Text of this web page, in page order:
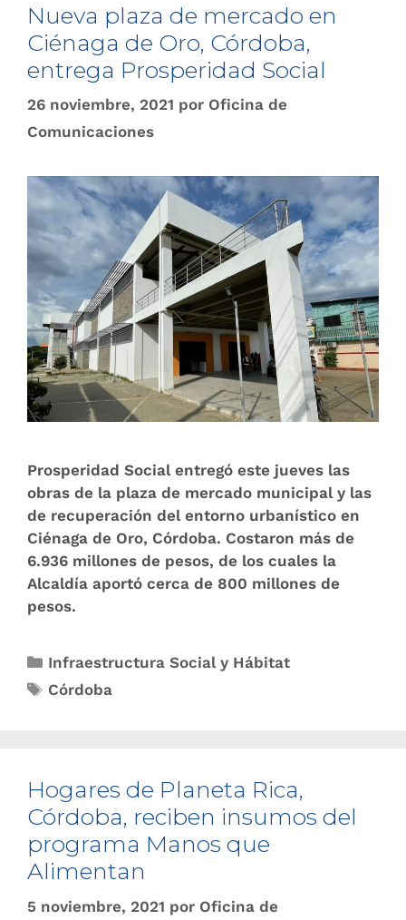
Nueva plaza de mercado en
Ciénaga de Oro, Córdoba,
entrega Prosperidad Social
26 noviembre, 2021 por Oficina de
Comunicaciones
Prosperidad Social entregó este jueves las
obras de la plaza de mercado municipal y las
de recuperación del entorno urbanístico en
Ciénaga de Oro, Córdoba. Costaron más de
6.936 millones de pesos, de los cuales la
Alcaldía aportó cerca de 800 millones de
pesos.
Infraestructura Social y Hábitat
Córdoba
Hogares de Planeta Rica,
Córdoba, reciben insumos del
programa Manos que
Alimentan
5 noviembre, 2021 por Oficina de